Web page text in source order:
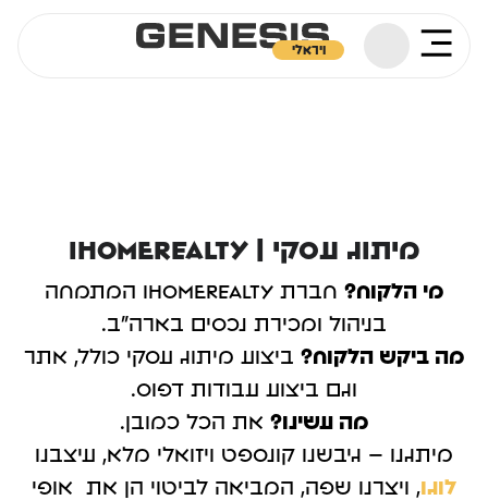
ויראלי
מיתוג עסקי | iHomeRealty
מי הלקוח?
חברת iHomeRealty המתמחה
בניהול ומכירת נכסים בארה"ב.
מה ביקש הלקוח? ביצוע מיתוג עסקי כולל, אתר
וגם ביצוע עבודות דפוס.
מה עשינו? את הכל כמובן.
מיתגנו – גיבשנו קונספט ויזואלי מלא, עיצבנו
לוגו, ויצרנו שפה, המביאה לביטוי הן את אופי